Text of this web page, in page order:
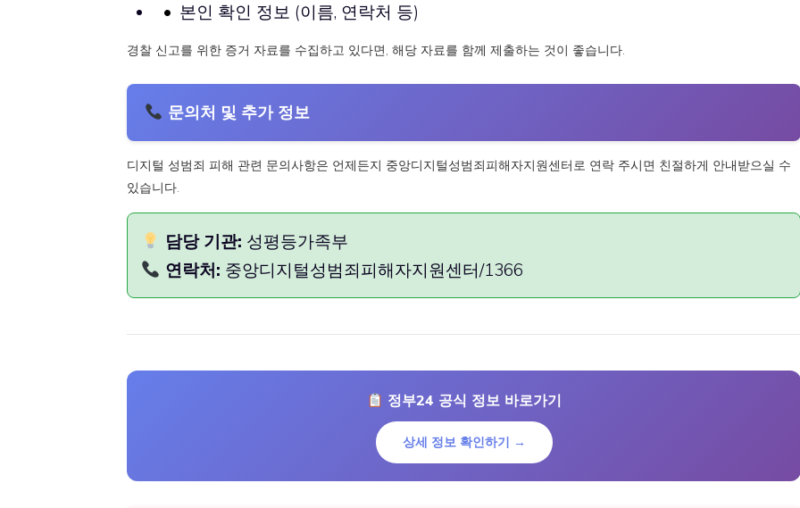
본인 확인 정보 (이름, 연락처 등)
경찰 신고를 위한 증거 자료를 수집하고 있다면, 해당 자료를 함께 제출하는 것이 좋습니다.
문의처 및 추가 정보
디지털 성범죄 피해 관련 문의사항은 언제든지 중앙디지털성범죄피해자지원센터로 연락 주시면 친절하게 안내받으실 수
있습니다.
담당 기관: 성평등가족부
연락처: 중앙디지털성범죄피해자지원센터/1366
정부24 공식 정보 바로가기
상세 정보 확인하기 →